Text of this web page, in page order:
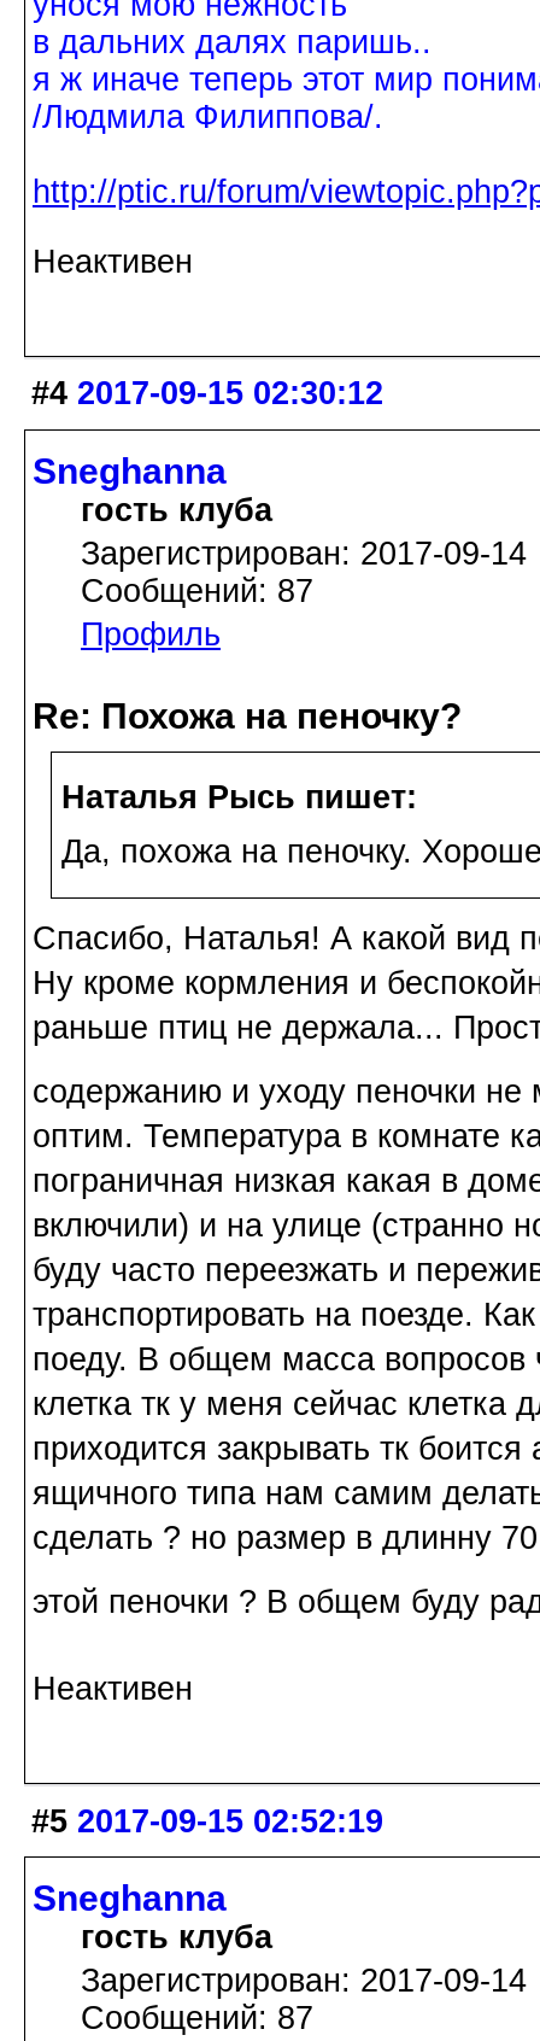
в дальних далях паришь..
я ж иначе теперь этот мир
/Людмила Филиппова/.
http://ptic.ru/forum/
Неактивен
#4 2017-09-15 02:30:12
Sneghanna
гость клуба
Зарегистрирован: 2017-09-14
Сообщений: 87
Профиль
Re: Похожа на пеночку?
Наталья Рысь пишет:
Да, похожа на пеночку.
Спасибо, Наталья! А какой вид
Ну кроме кормления и
раньше птиц не держала...
содержанию и уходу пеночки не
оптим. Температура в комнате
пограничная низкая какая в
включили) и на улице (странно
буду часто переезжать и
транспортировать на поезде.
поеду. В общем масса вопросов
клетка тк у меня сейчас клетка
приходится закрывать тк
ящичного типа нам самим
сделать ? но размер в длинну
этой пеночки ? В общем буду
Неактивен
#5 2017-09-15 02:52:19
Sneghanna
гость клуба
Зарегистрирован: 2017-09-14
Сообщений: 87